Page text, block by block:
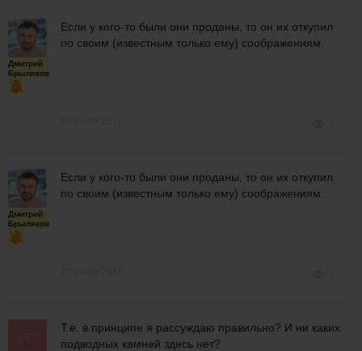
Дмитрий
Брыляков
Если у кого-то были они проданы, то он их откупил
по своим (известным только ему) соображениям.
Дмитрий
Брыляков
Если у кого-то были они проданы, то он их откупил
по своим (известным только ему) соображениям.
Т.е. в принципе я рассуждаю правильно? И ни каких
подводных камней здесь нет?